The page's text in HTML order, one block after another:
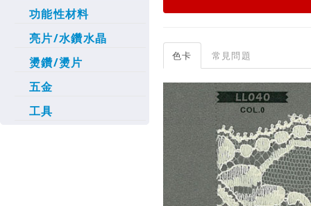
功能性材料
亮片/水鑽水晶
燙鑽/燙片
五金
工具
色卡 常見問題